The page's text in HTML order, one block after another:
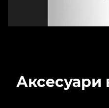
Аксесуари